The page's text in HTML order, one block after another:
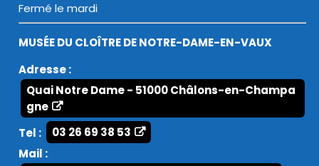
Fermé le mardi
MUSÉE DU CLOÎTRE DE NOTRE-DAME-EN-VAUX
Adresse :
Quai Notre Dame - 51000 Châlons-en-Champa
gne
Tel :
03 26 69 38 53
Mail :